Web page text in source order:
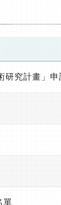
研究計畫」
單